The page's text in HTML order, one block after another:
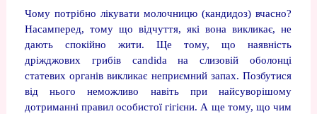
Чому потрібно лікувати молочницю (кандидоз) вчасно?
Насамперед, тому що відчуття, які вона викликає, не
дають спокійно жити. Ще тому, що наявність
дріжджових грибів candida на слизовій оболонці
статевих органів викликає неприємний запах. Позбутися
від нього неможливо навіть при найсуворішому
дотриманні правил особистої гігієни. А ще тому, що чим